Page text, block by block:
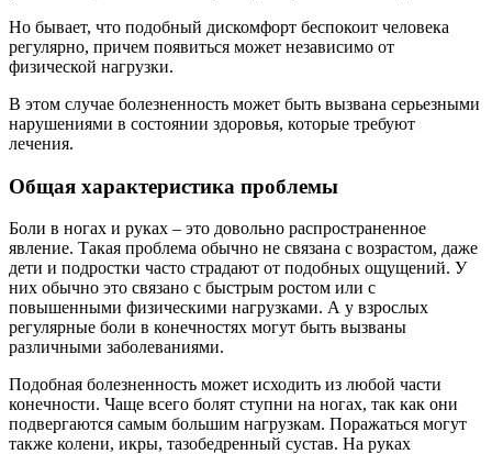
Но бывает, что подобный дискомфорт беспокоит человека
регулярно, причем появиться может независимо от
физической нагрузки.
В этом случае болезненность может быть вызвана серьезными
нарушениями в состоянии здоровья, которые требуют
лечения.
Общая характеристика проблемы
Боли в ногах и руках – это довольно распространенное
явление. Такая проблема обычно не связана с возрастом, даже
дети и подростки часто страдают от подобных ощущений. У
них обычно это связано с быстрым ростом или с
повышенными физическими нагрузками. А у взрослых
регулярные боли в конечностях могут быть вызваны
различными заболеваниями.
Подобная болезненность может исходить из любой части
конечности. Чаще всего болят ступни на ногах, так как они
подвергаются самым большим нагрузкам. Поражаться могут
также колени, икры, тазобедренный сустав. На руках